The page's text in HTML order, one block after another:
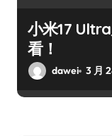
小米17
看！
dawei 3 月